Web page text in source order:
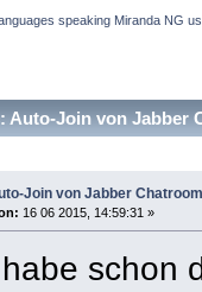
speaking Miranda NG
Auto-Join von Jabber
Join von Jabber
16 06 2015, 14:59:31 »
schon